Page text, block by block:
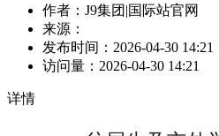
作者：J9集团|国际站官网
来源：
发布时间： 2026-04-30 14:21
访问量： 2026-04-30 14:21
详情